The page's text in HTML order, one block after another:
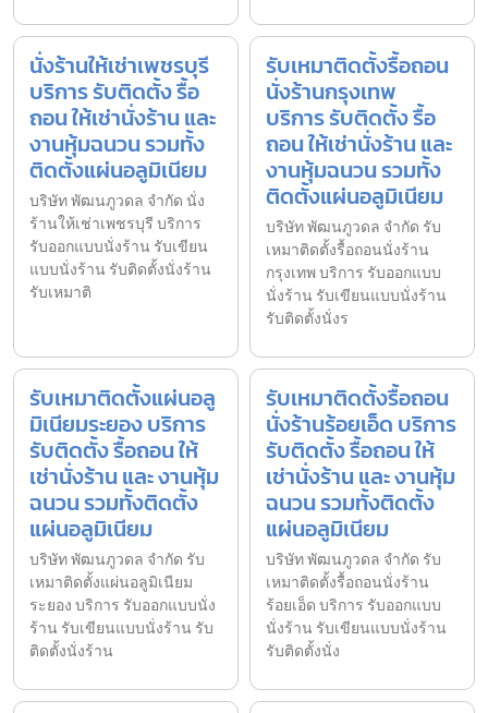
นั่งร้านให้เช่าเพชรบุรี
บริการ รับติดตั้ง รื้อ
ถอน ให้เช่านั่งร้าน และ
งานหุ้มฉนวน รวมทั้ง
ติดตั้งแผ่นอลูมิเนียม
บริษัท พัฒนภูวดล จำกัด นั่ง
ร้านให้เช่าเพชรบุรี บริการ
รับออกแบบนั่งร้าน รับเขียน
แบบนั่งร้าน รับติดตั้งนั่งร้าน
รับเหมาติ
รับเหมาติดตั้งรื้อถอน
นั่งร้านกรุงเทพ
บริการ รับติดตั้ง รื้อ
ถอน ให้เช่านั่งร้าน และ
งานหุ้มฉนวน รวมทั้ง
ติดตั้งแผ่นอลูมิเนียม
บริษัท พัฒนภูวดล จำกัด รับ
เหมาติดตั้งรื้อถอนนั่งร้าน
กรุงเทพ บริการ รับออกแบบ
นั่งร้าน รับเขียนแบบนั่งร้าน
รับติดตั้งนั่งร
รับเหมาติดตั้งแผ่นอลู
มิเนียมระยอง บริการ
รับติดตั้ง รื้อถอน ให้
เช่านั่งร้าน และ งานหุ้ม
ฉนวน รวมทั้งติดตั้ง
แผ่นอลูมิเนียม
บริษัท พัฒนภูวดล จำกัด รับ
เหมาติดตั้งแผ่นอลูมิเนียม
ระยอง บริการ รับออกแบบนั่ง
ร้าน รับเขียนแบบนั่งร้าน รับ
ติดตั้งนั่งร้าน
รับเหมาติดตั้งรื้อถอน
นั่งร้านร้อยเอ็ด บริการ
รับติดตั้ง รื้อถอน ให้
เช่านั่งร้าน และ งานหุ้ม
ฉนวน รวมทั้งติดตั้ง
แผ่นอลูมิเนียม
บริษัท พัฒนภูวดล จำกัด รับ
เหมาติดตั้งรื้อถอนนั่งร้าน
ร้อยเอ็ด บริการ รับออกแบบ
นั่งร้าน รับเขียนแบบนั่งร้าน
รับติดตั้งนั่ง